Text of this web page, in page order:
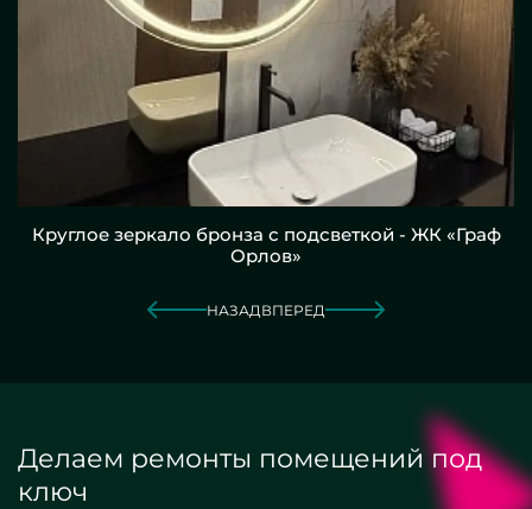
Круглое зеркало бронза с подсветкой - ЖК «Граф
Орлов»
НАЗАД ВПЕРЕД
Делаем ремонты помещений под
ключ